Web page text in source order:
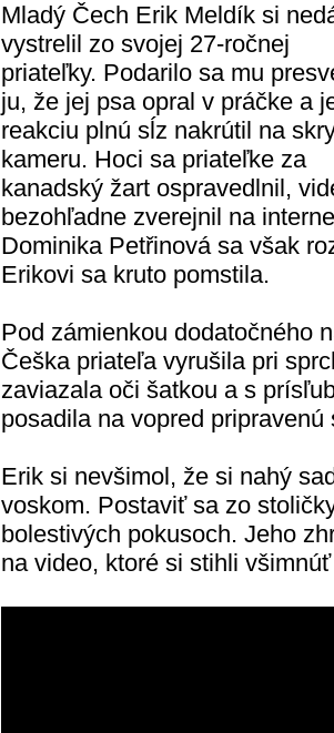
Mladý Čech Erik Meldík si
vystrelil zo svojej 27-ročnej
priateľky. Podarilo sa mu
ju, že jej psa opral v práčke a
reakciu plnú sĺz nakrútil na
kameru. Hoci sa priateľke za
kanadský žart ospravedlnil,
bezohľadne zverejnil na
Dominika Petřinová sa však
Erikovi sa kruto pomstila.
Pod zámienkou dodatočného
Češka priateľa vyrušila pri
zaviazala oči šatkou a s
posadila na vopred pripravenú
Erik si nevšimol, že si nahý
voskom. Postaviť sa zo
bolestivých pokusoch. Jeho
na video, ktoré si stihli